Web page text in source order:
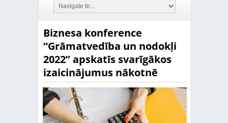
Biznesa konference
“Grāmatvedība un nodokļi
2022” apskatīs svarīgākos
izaicinājumus nākotnē